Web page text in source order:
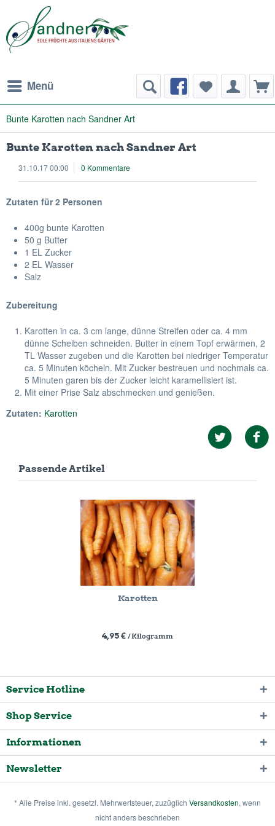
Menü
Bunte Karotten nach Sandner Art
Bunte Karotten nach Sandner Art
31.10.17 00:00 0 Kommentare
Zutaten für 2 Personen
400g bunte Karotten
50 g Butter
1 EL Zucker
2 EL Wasser
Salz
Zubereitung
Karotten in ca. 3 cm lange, dünne Streifen oder ca. 4 mm
dünne Scheiben schneiden. Butter in einem Topf erwärmen, 2
TL Wasser zugeben und die Karotten bei niedriger Temperatur
ca. 5 Minuten köcheln. Mit Zucker bestreuen und nochmals ca.
5 Minuten garen bis der Zucker leicht karamellisiert ist.
Mit einer Prise Salz abschmecken und genießen.
Zutaten: Karotten
Passende Artikel
Karotten
4,95 € / Kilogramm
Service Hotline
Shop Service
Informationen
Newsletter
* Alle Preise inkl. gesetzl. Mehrwertsteuer, zuzüglich Versandkosten, wenn
nicht anders beschrieben